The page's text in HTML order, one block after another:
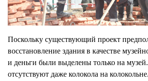
Поскольку существующий проект
восстановление здания в качестве
и деньги были выделены только на
отсутствуют даже колокола на